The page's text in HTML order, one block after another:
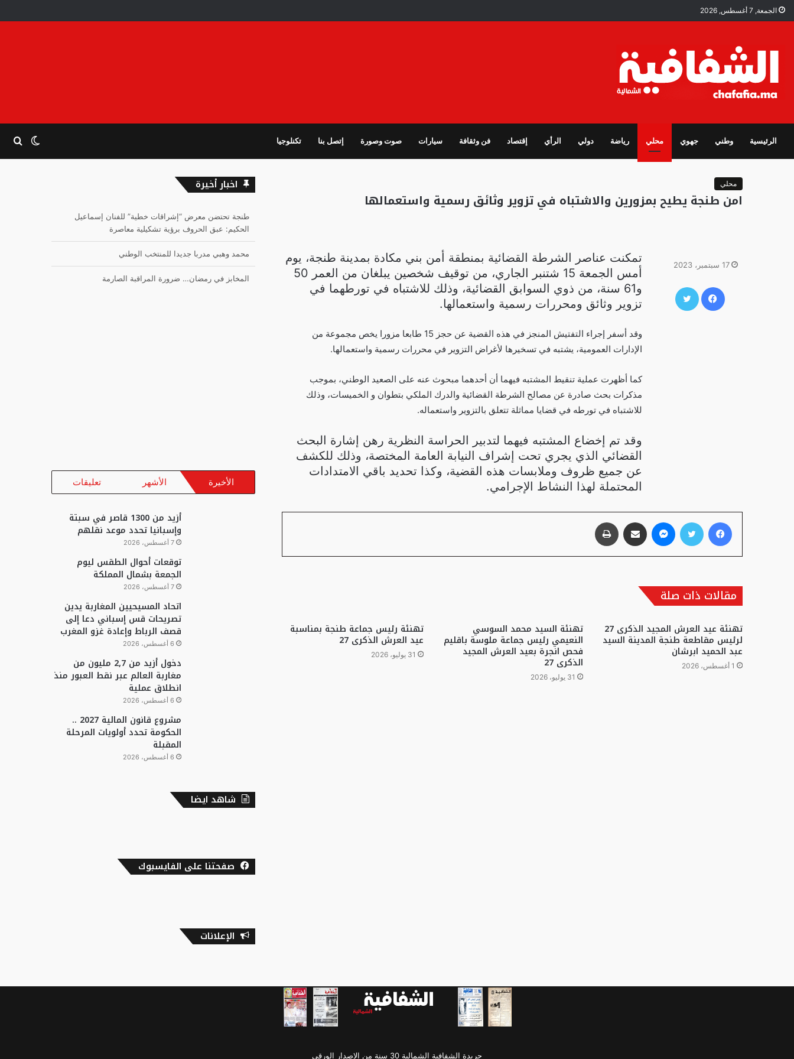
الجمعة, 7 أغسطس, 2026
الرئيسية وطني جهوي محلي رياضة دولي الرأي إقتصاد فن وثقافة سيارات صوت وصورة إتصل بنا تكنلوجيا الوضع
محلي
امن طنجة يطيح بمزورين والاشتباه في تزوير وثائق رسمية واستعمالها
تمكنت عناصر الشرطة القضائية بمنطقة أمن بني مكادة بمدينة طنجة، يوم
أمس الجمعة 15 شتنبر الجاري، من توقيف شخصين يبلغان من العمر 50
و61 سنة، من ذوي السوابق القضائية، وذلك للاشتباه في تورطهما في
تزوير وثائق ومحررات رسمية واستعمالها.
وقد أسفر إجراء التفتيش المنجز في هذه القضية عن حجز 15 طابعا مزورا يخص مجموعة من
الإدارات العمومية، يشتبه في تسخيرها لأغراض التزوير في محررات رسمية واستعمالها.
كما أظهرت عملية تنقيط المشتبه فيهما أن أحدهما مبحوث عنه على الصعيد الوطني، بموجب
مذكرات بحث صادرة عن مصالح الشرطة القضائية والدرك الملكي بتطوان و الخميسات، وذلك
للاشتباه في تورطه في قضايا مماثلة تتعلق بالتزوير واستعماله.
وقد تم إخضاع المشتبه فيهما لتدبير الحراسة النظرية رهن إشارة البحث
القضائي الذي يجري تحت إشراف النيابة العامة المختصة، وذلك للكشف
عن جميع ظروف وملابسات هذه القضية، وكذا تحديد باقي الامتدادات
المحتملة لهذا النشاط الإجرامي.
17 سبتمبر، 2023
فيسبوك
فيسبوك تويتر ماسنجر مشاركة عبر البريد
مقالات ذات صلة
تهنئة عيد العرش المجيد الذكرى 27
لرئيس مقاطعة طنجة المدينة السيد
عبد الحميد ابرشان
1 أغسطس، 2026
تهنئة السيد محمد السوسي
النعيمي رئيس جماعة ملوسة باقليم
فحص انجرة بعيد العرش المجيد
الذكرى 27
31 يوليو، 2026
تهنئة رئيس جماعة طنجة بمناسبة
عيد العرش الذكرى 27
31 يوليو، 2026
اخبار أخيرة
طنجة تحتضن معرض “إشراقات خطية” للفنان إسماعيل
الحكيم: عبق الحروف برؤية تشكيلية معاصرة
محمد وهبي مدربا جديدا للمنتخب الوطني
المخابز في رمضان… ضرورة المراقبة الصارمة
الأخيرة الأشهر تعليقات
أزيد من 1300 قاصر في سبتة
وإسبانيا تحدد موعد نقلهم
7 أغسطس، 2026
توقعات أحوال الطقس ليوم
الجمعة بشمال المملكة
7 أغسطس، 2026
اتحاد المسيحيين المغاربة يدين
تصريحات قس إسباني دعا إلى
قصف الرباط وإعادة غزو المغرب
6 أغسطس، 2026
دخول أزيد من 2,7 مليون من
مغاربة العالم عبر نقط العبور منذ
انطلاق عملية
6 أغسطس، 2026
مشروع قانون المالية 2027 ..
الحكومة تحدد أولويات المرحلة
المقبلة
6 أغسطس، 2026
شاهد ايضا
صفحتنا على الفايسبوك
الإعلانات
جريدة الشفافية الشمالية 30 سنة من الإصدار الورقي